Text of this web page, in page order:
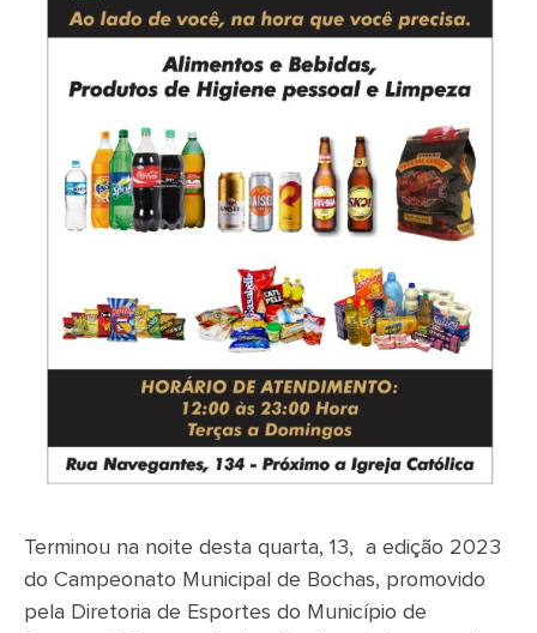
Terminou na noite desta quarta, 13, a edição 2023
do Campeonato Municipal de Bochas, promovido
pela Diretoria de Esportes do Município de